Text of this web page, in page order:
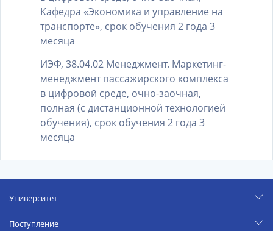
Кафедра «Экономика и управление на
транспорте», срок обучения 2 года 3
месяца
ИЭФ, 38.04.02 Менеджмент. Маркетинг-
менеджмент пассажирского комплекса
в цифровой среде, очно-заочная,
полная (с дистанционной технологией
обучения), срок обучения 2 года 3
месяца
Университет
Поступление